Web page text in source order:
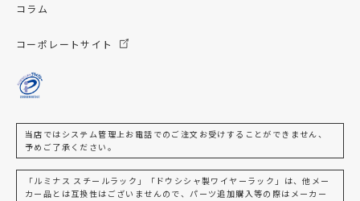
コラム
コーポレートサイト
当店ではシステム管理上お電話でのご注文お受けすることができません、
予めご了承ください。
「ルミナス スチールラック」「ドウシシャ製ワイヤーラック」は、他メー
カー品とは互換性はございませんので、パーツ追加購入等の際はメーカー